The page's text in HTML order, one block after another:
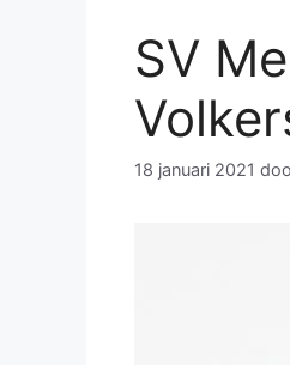
SV
18 januari 2021